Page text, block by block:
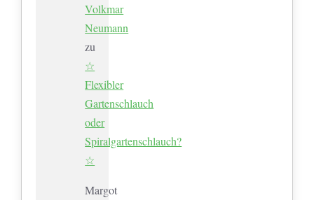
Volkmar
Neumann
zu
☆
Flexibler
Gartenschlauch
oder
Spiralgartenschlauch?
☆
Margot